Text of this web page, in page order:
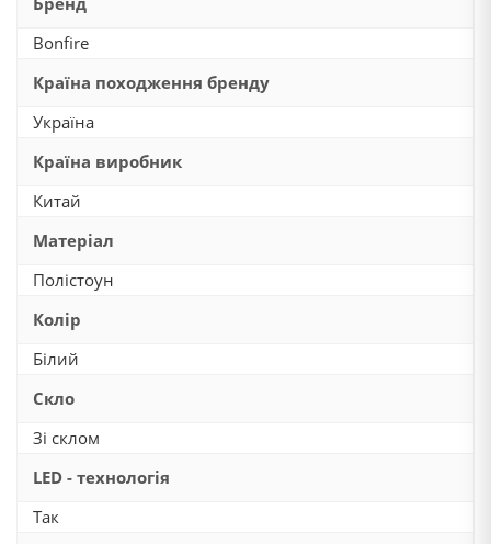
Bonfire
Країна походження бренду
Україна
Країна виробник
Китай
Матеріал
Полістоун
Колір
Білий
Скло
Зі склом
LED - технологія
Так